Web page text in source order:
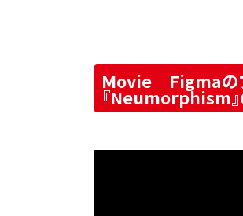
Movie｜Figmaの
『Neumorphism